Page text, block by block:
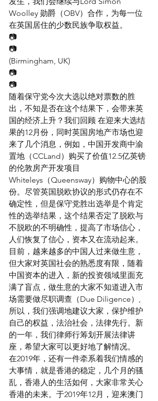
Woolley 勋爵（OBV）合作，为每一位
在英国居住的少数民族争取权益。
📷
📷
(Birmingham, UK)
📷
📷
随着保守党今次大选以绝对票数的胜
出，不知是否在这个结果下，会带来英
国的经济上升？我们回顾 在迎来大选结
果的12月份，同时英国房地产市场也迎
来了几个消息，例如，中国开发商中渝
置地（CCLand）购买了价值12.5亿英镑
的伦敦房产开发项目
Whiteleys（Queensway）购物中心的股
份。尽管英国脱欧协议的形式仍存在不
确定性，但是保守党胜出选举是个肯定
性的选举结果，这个结果否定了脱欧与
不脱欧的不明确性，提高了市场信心，
人们恢复了信心，资本又在流动起来。
目前，越来越多的中国人过来做生意，
但大家对英国社会的熟悉度有限，随着
中国资本的进入，新的投资领域里面充
满了盲点，做生意的大家不知道进入市
场需要做尽职调查（Due Diligence）,
所以，我们强调地建议大家，保护维护
自己的权益，法治社会，法律先行。新
的一年，我们律师行筹划开展法律讲
座，希望大家可以更好地了解情况。
在2019年，还有一件牵系着我们情感的
大事情，就是香港的稳定，几个月的骚
乱，香港人的生活如何，大家非常关心
香港的未来。于2019年12月，迎来澳门